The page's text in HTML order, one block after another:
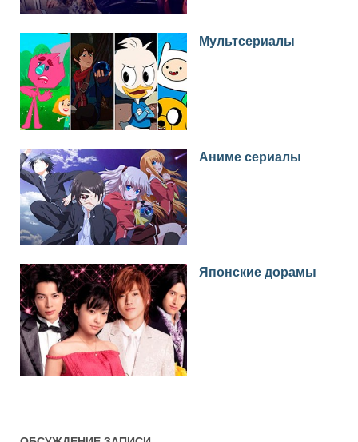
Мультсериалы
Аниме сериалы
Японские дорамы